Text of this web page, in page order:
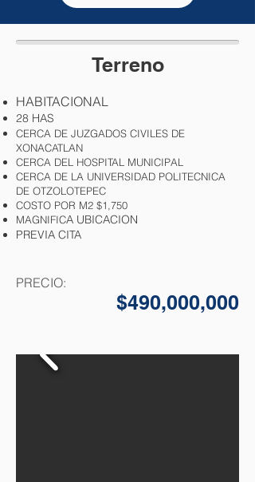
Terreno
HABITACIONAL
28 HAS
CERCA DE JUZGADOS CIVILES DE
XONACATLAN
CERCA DEL HOSPITAL MUNICIPAL
CERCA DE LA UNIVERSIDAD POLITECNICA
DE OTZOLOTEPEC
COSTO POR M2 $1,750
MAGNIFICA UBICACION
PREVIA CITA
PRECIO:
$490,000,000